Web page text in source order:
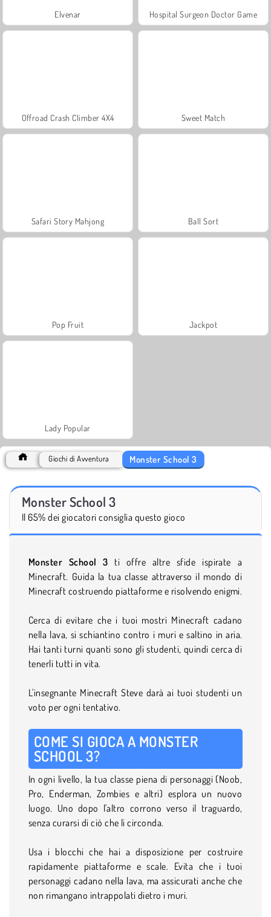
Elvenar Hospital Surgeon Doctor Game
Offroad Crash Climber 4X4 Sweet Match
Safari Story Mahjong Ball Sort
Pop Fruit Jackpot
Lady Popular
Giochi di Avventura Monster School 3
Monster School 3
Il 65% dei giocatori consiglia questo gioco
Monster School 3 ti offre altre sfide ispirate a
Minecraft. Guida la tua classe attraverso il mondo di
Minecraft costruendo piattaforme e risolvendo enigmi.
Cerca di evitare che i tuoi mostri Minecraft cadano
nella lava, si schiantino contro i muri e saltino in aria.
Hai tanti turni quanti sono gli studenti, quindi cerca di
tenerli tutti in vita.
L'insegnante Minecraft Steve darà ai tuoi studenti un
voto per ogni tentativo.
COME SI GIOCA A MONSTER
SCHOOL 3?
In ogni livello, la tua classe piena di personaggi (Noob,
Pro, Enderman, Zombies e altri) esplora un nuovo
luogo. Uno dopo l'altro corrono verso il traguardo,
senza curarsi di ciò che li circonda.
Usa i blocchi che hai a disposizione per costruire
rapidamente piattaforme e scale. Evita che i tuoi
personaggi cadano nella lava, ma assicurati anche che
non rimangano intrappolati dietro i muri.